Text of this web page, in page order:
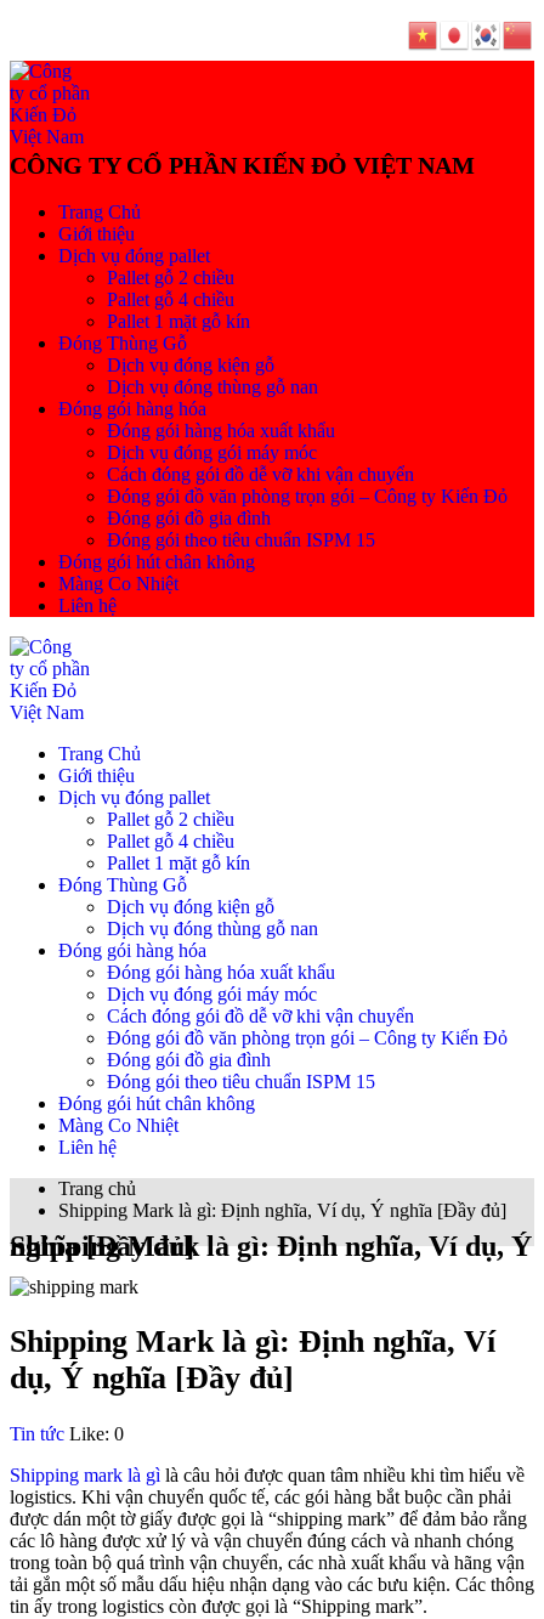
Trang Chủ
Giới thiệu
Dịch vụ đóng pallet
Pallet gỗ 2 chiều
Pallet gỗ 4 chiều
Pallet 1 mặt gỗ kín
Đóng Thùng Gỗ
Dịch vụ đóng kiện gỗ
Dịch vụ đóng thùng gỗ nan
Đóng gói hàng hóa
Đóng gói hàng hóa xuất khẩu
Dịch vụ đóng gói máy móc
Cách đóng gói đồ dễ vỡ khi vận chuyển
Đóng gói đồ văn phòng trọn gói – Công ty Kiến Đỏ
Đóng gói đồ gia đình
Đóng gói theo tiêu chuẩn ISPM 15
Đóng gói hút chân không
Màng Co Nhiệt
Liên hệ
Trang Chủ
Giới thiệu
Dịch vụ đóng pallet
Pallet gỗ 2 chiều
Pallet gỗ 4 chiều
Pallet 1 mặt gỗ kín
Đóng Thùng Gỗ
Dịch vụ đóng kiện gỗ
Dịch vụ đóng thùng gỗ nan
Đóng gói hàng hóa
Đóng gói hàng hóa xuất khẩu
Dịch vụ đóng gói máy móc
Cách đóng gói đồ dễ vỡ khi vận chuyển
Đóng gói đồ văn phòng trọn gói – Công ty Kiến Đỏ
Đóng gói đồ gia đình
Đóng gói theo tiêu chuẩn ISPM 15
Đóng gói hút chân không
Màng Co Nhiệt
Liên hệ
Trang chủ
Shipping Mark là gì: Định nghĩa, Ví dụ, Ý nghĩa [Đầy đủ]
Shipping Mark là gì: Định nghĩa, Ví dụ, Ý nghĩa [Đầy đủ]
Shipping Mark là gì: Định nghĩa, Ví
dụ, Ý nghĩa [Đầy đủ]
Tin tức Like: 0
Shipping mark là gì là câu hỏi được quan tâm nhiều khi tìm hiểu về
logistics. Khi vận chuyển quốc tế, các gói hàng bắt buộc cần phải
được dán một tờ giấy được gọi là “shipping mark” để đảm bảo rằng
các lô hàng được xử lý và vận chuyển đúng cách và nhanh chóng
trong toàn bộ quá trình vận chuyển, các nhà xuất khẩu và hãng vận
tải gắn một số mẫu dấu hiệu nhận dạng vào các bưu kiện. Các thông
tin ấy trong logistics còn được gọi là “Shipping mark”.